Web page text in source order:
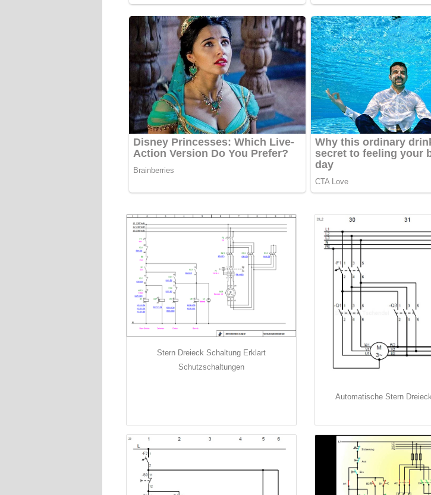
Stern Dreieck Schaltung Erklart
Schutzschaltungen
Automatische Stern